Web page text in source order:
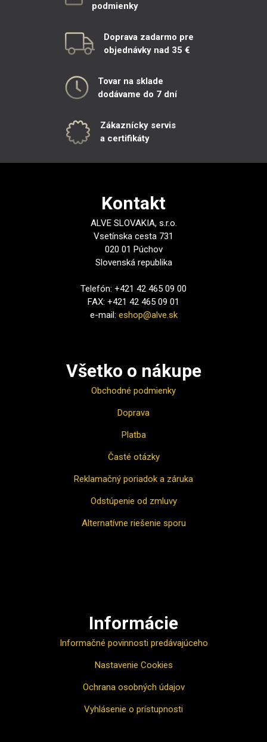
podmienky
Doprava zadarmo pre
objednávky nad 35 €
Tovar na sklade
dodávame do 7 dní
Zákaznícky servis
a certifikáty
Kontakt
ALVE SLOVAKIA, s.r.o.
Vsetínska cesta 731
020 01 Púchov
Slovenská republika
Telefón: +421 42 465 09 00
FAX: +421 42 465 09 01
e-mail: eshop@alve.sk
Všetko o nákupe
Obchodné podmienky
Doprava
Platba
Časté otázky
Reklamačný poriadok a záruka
Odstúpenie od zmluvy
Alternatívne riešenie sporu
Informácie
Informačné povinnosti predávajúceho
Nastavenie Cookies
Ochrana osobných údajov
Vyhlásenie o prístupnosti